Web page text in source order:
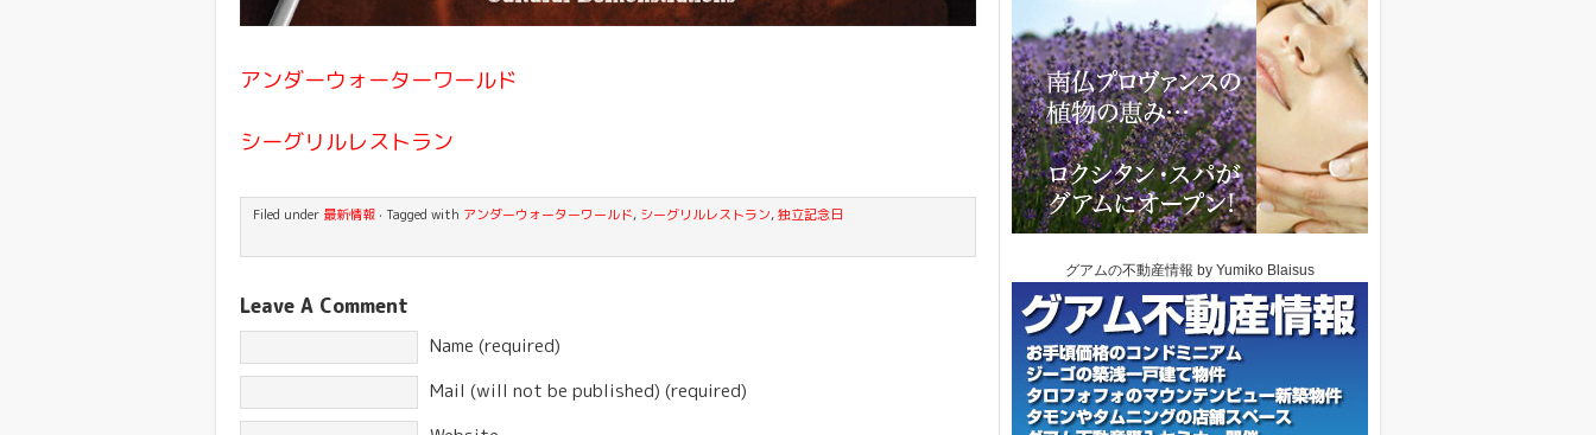
アンダーウォーターワールド
シーグリルレストラン
Filed under 最新情報 · Tagged with アンダーウォーターワールド, シーグリルレストラン,独立記念日
Leave A Comment
Name (required)
Mail (will not be published) (required)
グアムの不動産情報 by Yumiko Blaisus